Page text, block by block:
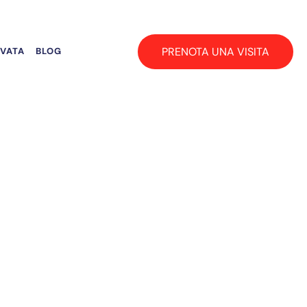
BLOG PRENOTA UNA VISITA